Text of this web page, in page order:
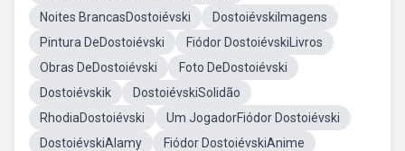
Noites BrancasDostoiévski
DostoiévskiImagens
Pintura DeDostoiévski
Fiódor DostoiévskiLivros
Obras DeDostoiévski
Foto DeDostoiévski
Dostoiévskik
DostoiévskiSolidão
RhodiaDostoiévski
Um JogadorFiódor Dostoiévski
DostoiévskiAlamy
Fiódor DostoiévskiAnime